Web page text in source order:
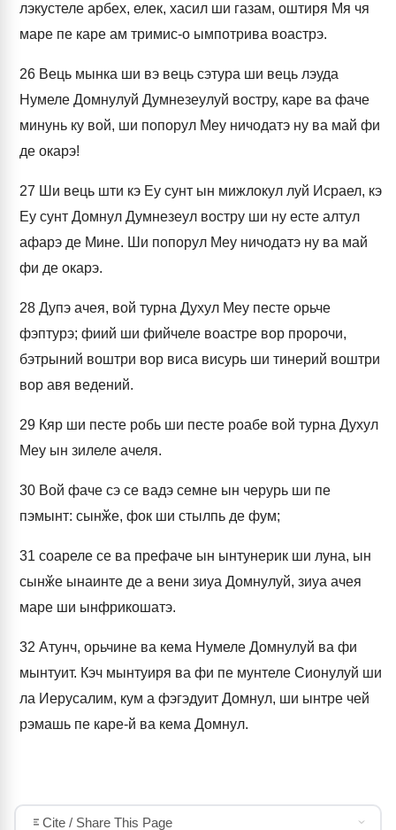
лэкустеле арбех, елек, хасил ши газам, оштиря Мя чя
маре пе каре ам тримис-о ымпотрива воастрэ.
26 Вець мынка ши вэ вець сэтура ши вець лэуда
Нумеле Домнулуй Думнезеулуй востру, каре ва фаче
минунь ку вой, ши попорул Меу ничодатэ ну ва май фи
де окарэ!
27 Ши вець шти кэ Еу сунт ын мижлокул луй Исраел, кэ
Еу сунт Домнул Думнезеул востру ши ну есте алтул
афарэ де Мине. Ши попорул Меу ничодатэ ну ва май
фи де окарэ.
28 Дупэ ачея, вой турна Духул Меу песте орьче
фэптурэ; фиий ши фийчеле воастре вор пророчи,
бэтрыний воштри вор виса висурь ши тинерий воштри
вор авя ведений.
29 Кяр ши песте робь ши песте роабе вой турна Духул
Меу ын зилеле ачеля.
30 Вой фаче сэ се вадэ семне ын черурь ши пе
пэмынт: сынӂе, фок ши стылпь де фум;
31 соареле се ва префаче ын ынтунерик ши луна, ын
сынӂе ынаинте де а вени зиуа Домнулуй, зиуа ачея
маре ши ынфрикошатэ.
32 Атунч, орьчине ва кема Нумеле Домнулуй ва фи
мынтуит. Кэч мынтуиря ва фи пе мунтеле Сионулуй ши
ла Иерусалим, кум а фэгэдуит Домнул, ши ынтре чей
рэмашь пе каре-й ва кема Домнул.
Cite / Share This Page